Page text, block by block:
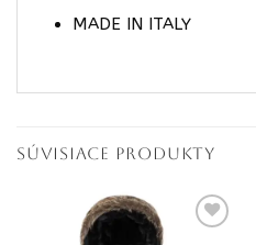
MADE IN ITALY
SÚVISIACE PRODUKTY